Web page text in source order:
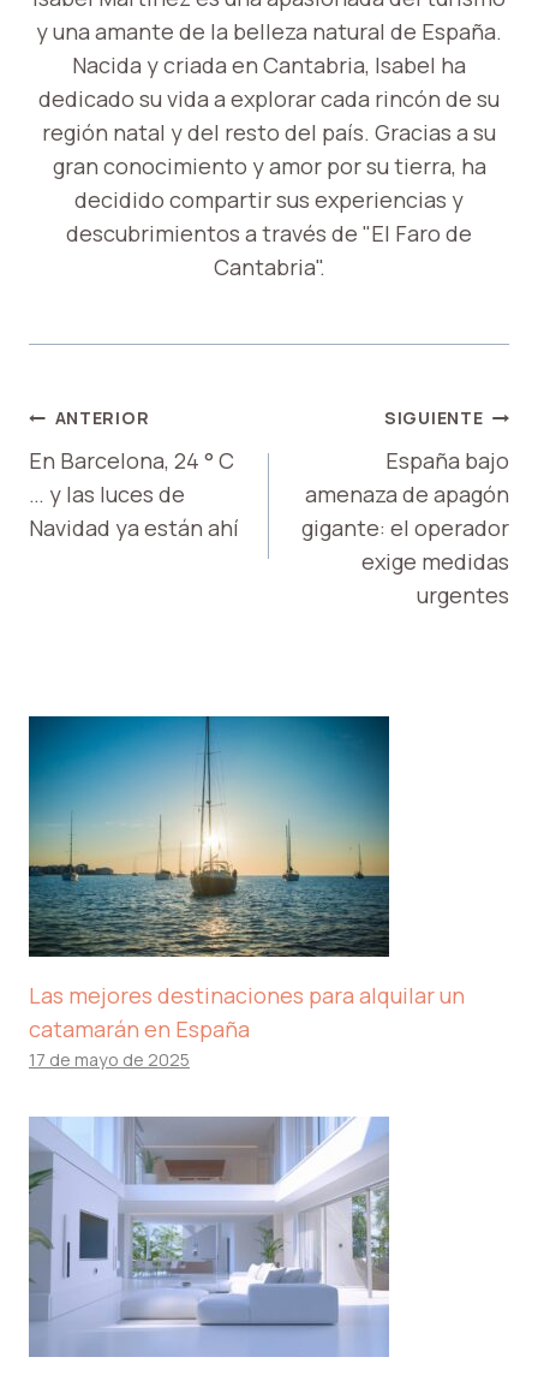
y una amante de la belleza natural de España.
Nacida y criada en Cantabria, Isabel ha
dedicado su vida a explorar cada rincón de su
región natal y del resto del país. Gracias a su
gran conocimiento y amor por su tierra, ha
decidido compartir sus experiencias y
descubrimientos a través de "El Faro de
Cantabria".
NAVEGACIÓN
DE
ENTRADAS
ANTERIOR
En Barcelona, ​​24 ° C
… y las luces de
Navidad ya están ahí
SIGUIENTE
España bajo
amenaza de apagón
gigante: el operador
exige medidas
urgentes
Las mejores destinaciones para alquilar un
catamarán en España
17 de mayo de 2025